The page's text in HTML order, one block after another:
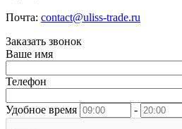
Почта: contact@uliss-trade.ru
Заказать звонок
Ваше имя
Телефон
Удобное время -